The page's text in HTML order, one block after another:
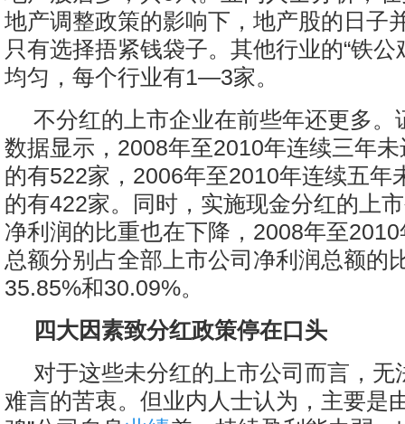
地产调整政策的影响下，地产股的日子
只有选择捂紧钱袋子。其他行业的“铁公
均匀，每个行业有1—3家。
不分红的上市企业在前些年还更多。
数据显示，2008年至2010年连续三年
的有522家，2006年至2010年连续五年
的有422家。同时，实施现金分红的上
净利润的比重也在下降，2008年至
总额分别占全部上市公司净利润总额的
35.85%和30.09%。
四大因素致分红政策停在口头
对于这些未分红的上市公司而言，无
难言的苦衷。但业内人士认为，主要是